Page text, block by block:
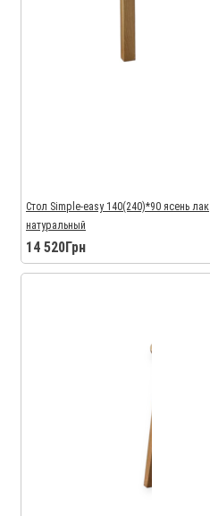
Стол Simple-easy 140(240)*90 ясень лак
натуральный
14 520Грн